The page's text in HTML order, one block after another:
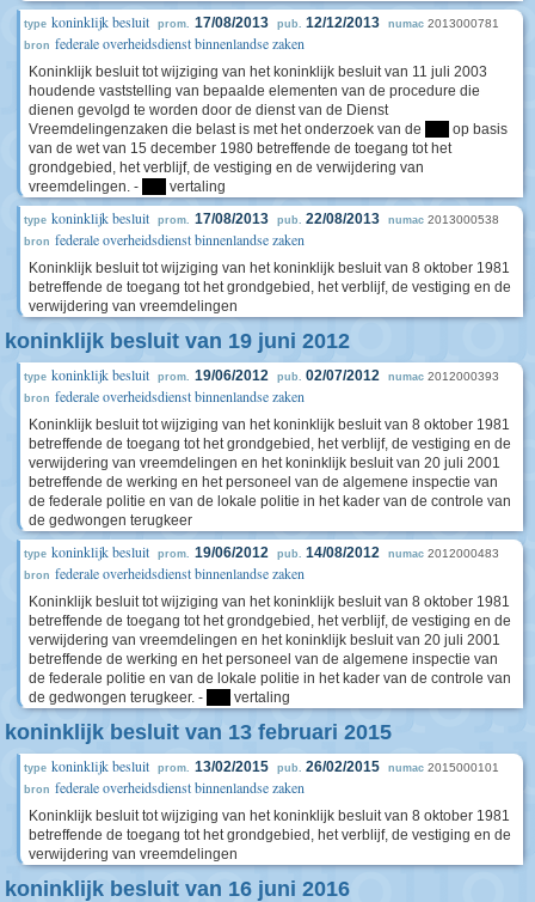
type koninklijk besluit prom. 17/08/2013 pub. 12/12/2013 numac 2013000781
bron federale overheidsdienst binnenlandse zaken
Koninklijk besluit tot wijziging van het koninklijk besluit van 11 juli 2003
houdende vaststelling van bepaalde elementen van de procedure die
dienen gevolgd te worden door de dienst van de Dienst
Vreemdelingenzaken die belast is met het onderzoek van de
op basis
van de wet van 15 december 1980 betreffende de toegang tot het
grondgebied, het verblijf, de vestiging en de verwijdering van
vreemdelingen. -
vertaling
type koninklijk besluit prom. 17/08/2013 pub. 22/08/2013 numac 2013000538
bron federale overheidsdienst binnenlandse zaken
Koninklijk besluit tot wijziging van het koninklijk besluit van 8 oktober 1981
betreffende de toegang tot het grondgebied, het verblijf, de vestiging en de
verwijdering van vreemdelingen
koninklijk besluit van 19 juni 2012
type koninklijk besluit prom. 19/06/2012 pub. 02/07/2012 numac 2012000393
bron federale overheidsdienst binnenlandse zaken
Koninklijk besluit tot wijziging van het koninklijk besluit van 8 oktober 1981
betreffende de toegang tot het grondgebied, het verblijf, de vestiging en de
verwijdering van vreemdelingen en het koninklijk besluit van 20 juli 2001
betreffende de werking en het personeel van de algemene inspectie van
de federale politie en van de lokale politie in het kader van de controle van
de gedwongen terugkeer
type koninklijk besluit prom. 19/06/2012 pub. 14/08/2012 numac 2012000483
bron federale overheidsdienst binnenlandse zaken
Koninklijk besluit tot wijziging van het koninklijk besluit van 8 oktober 1981
betreffende de toegang tot het grondgebied, het verblijf, de vestiging en de
verwijdering van vreemdelingen en het koninklijk besluit van 20 juli 2001
betreffende de werking en het personeel van de algemene inspectie van
de federale politie en van de lokale politie in het kader van de controle van
de gedwongen terugkeer. -
vertaling
koninklijk besluit van 13 februari 2015
type koninklijk besluit prom. 13/02/2015 pub. 26/02/2015 numac 2015000101
bron federale overheidsdienst binnenlandse zaken
Koninklijk besluit tot wijziging van het koninklijk besluit van 8 oktober 1981
betreffende de toegang tot het grondgebied, het verblijf, de vestiging en de
verwijdering van vreemdelingen
koninklijk besluit van 16 juni 2016